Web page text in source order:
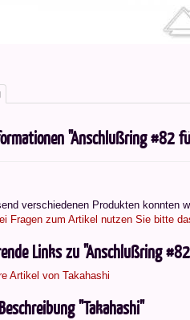
"Anschlußring #82
verschiedenen Produkten konnten
Fragen zum Artikel nutzen Sie bitte
Links zu "Anschlußring
Artikel von Takahashi
"Takahashi"